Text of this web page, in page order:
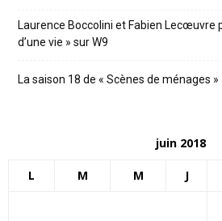
Laurence Boccolini et Fabien Lecœuvre
d’une vie » sur W9
La saison 18 de « Scènes de ménages »
juin 2018
L M M J